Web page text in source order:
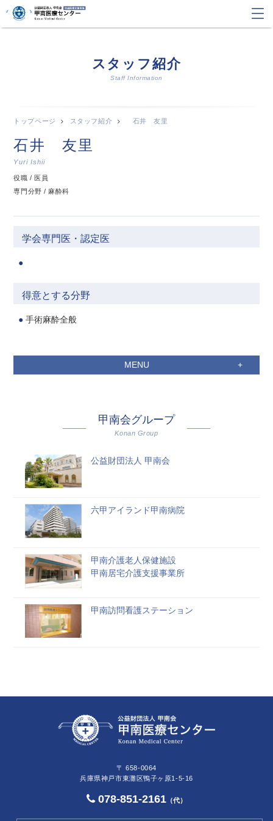
スタッフ紹介
Staff Information
トップページ スタッフ紹介 石井 友里
石井 友里
Yuri Ishii
役職 / 医員
専門分野 / 麻酔科
学会専門医・認定医
得意とする分野
手術麻酔全般
MENU
甲南会グループ
Konan Group
公益財団法人 甲南会
六甲アイランド甲南病院
甲南介護老人保健施設
甲南居宅介護支援事業所
甲南訪問看護ステーション
〒 658-0064
兵庫県神戸市東灘区鴨子ヶ原1-5-16
078-851-2161 （代）